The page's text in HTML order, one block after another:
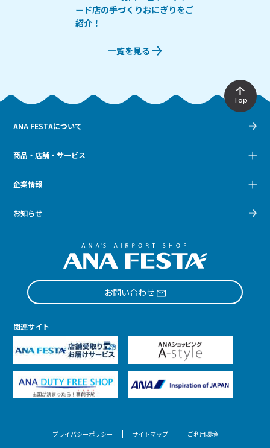
ード店の手づくりおにぎりをご
紹介！
一覧を見る
Top
ANA FESTAについて
商品・店舗・サービス
企業情報
お知らせ
お問い合わせ
関連サイト
プライバシーポリシー サイトマップ ご利用環境